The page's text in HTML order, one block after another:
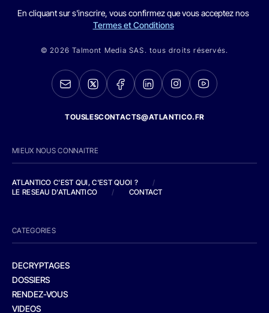
En cliquant sur s'inscrire, vous confirmez que vous acceptez nos
Termes et Conditions
© 2026 Talmont Media SAS. tous droits réservés.
TOUSLESCONTACTS@ATLANTICO.FR
MIEUX NOUS CONNAITRE
ATLANTICO C'EST QUI, C'EST QUOI ?
/
LE RESEAU D'ATLANTICO
/ CONTACT
CATEGORIES
DECRYPTAGES
DOSSIERS
RENDEZ-VOUS
VIDEOS